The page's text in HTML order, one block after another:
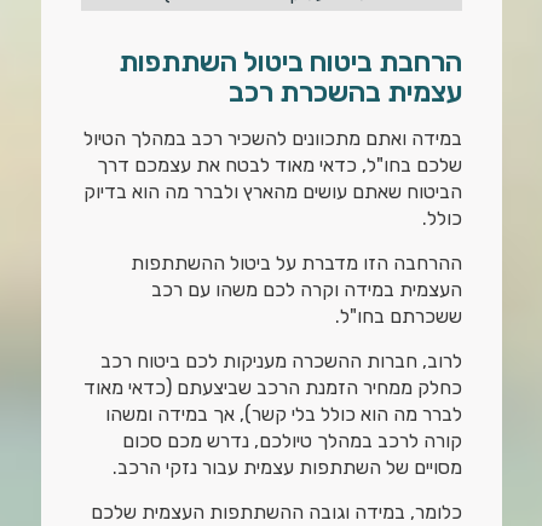
הרחבת ביטוח ביטול השתתפות
עצמית בהשכרת רכב
במידה ואתם מתכוונים להשכיר רכב במהלך הטיול
שלכם בחו"ל, כדאי מאוד לבטח את עצמכם דרך
הביטוח שאתם עושים מהארץ ולברר מה הוא בדיוק
כולל.
ההרחבה הזו מדברת על ביטול ההשתתפות
העצמית במידה וקרה לכם משהו עם רכב
ששכרתם בחו"ל.
לרוב, חברות ההשכרה מעניקות לכם ביטוח רכב
כחלק ממחיר הזמנת הרכב שביצעתם (כדאי מאוד
לברר מה הוא כולל בלי קשר), אך במידה ומשהו
קורה לרכב במהלך טיולכם, נדרש מכם סכום
מסויים של השתתפות עצמית עבור נזקי הרכב.
כלומר, במידה וגובה ההשתתפות העצמית שלכם